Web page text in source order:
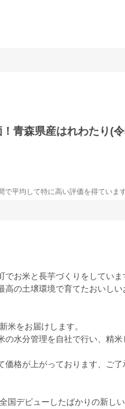
青森県産はれわたり(
平均して特に高い評価を得ています
お米と長芋づくりをしていま
の土壌環境で育てたおいしい
米をお届けします。
の水分管理を自社で行い、精
格が上がっております、ご了
国デビューしたばかりの新し